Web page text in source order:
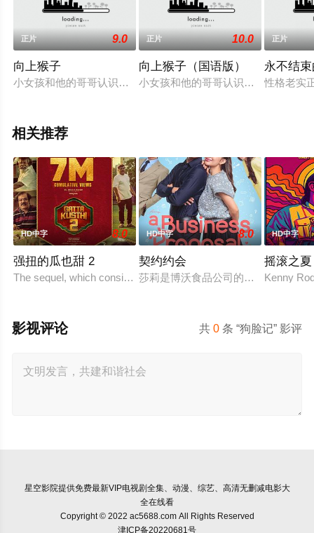
正片 9.0
向上猴子
小女孩和他的哥哥认识了一只有趣的会说话的猴子，这只猴子在
正片 10.0
向上猴子（国语版）
小女孩和他的哥哥认识了一只有趣的
正片
永不结
性格老实
相关推荐
HD中字 8.0
强扭的瓜也甜 2
The sequel, which consists of consecutive events following t
HD中字 8.0
契约约会
莎莉是博沃食品公司的食品分析师，
HD中字
摇滚之夏
Kenny
共0 条 “狗脸记” 影评
影视评论
星空影院提供免费最新VIP电视剧全集、动漫、综艺、高清无删减电影大
全在线看
Copyright © 2022 ac5688.com All Rights Reserved
津ICP备20220681号